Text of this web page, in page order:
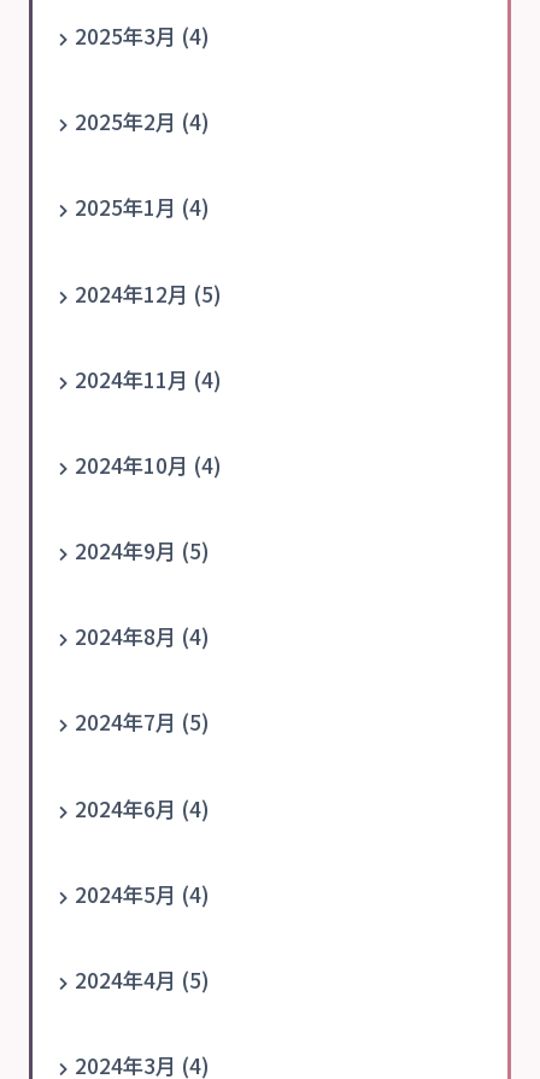
2025年3月 (4)
2025年2月 (4)
2025年1月 (4)
2024年12月 (5)
2024年11月 (4)
2024年10月 (4)
2024年9月 (5)
2024年8月 (4)
2024年7月 (5)
2024年6月 (4)
2024年5月 (4)
2024年4月 (5)
2024年3月 (4)